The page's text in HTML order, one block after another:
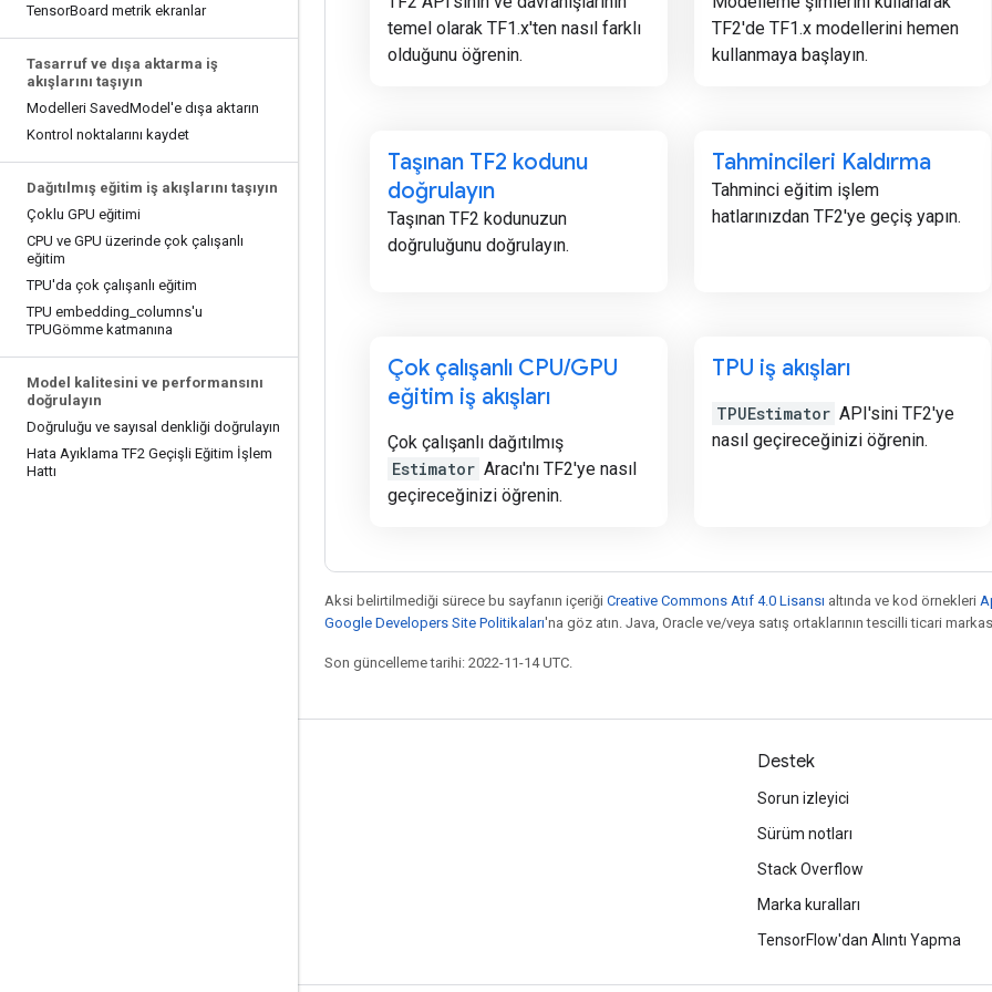
TensorBoard metrik ekranlar
Tasarruf ve dışa aktarma iş
akışlarını taşıyın
Modelleri SavedModel'e dışa aktarın
Kontrol noktalarını kaydet
Dağıtılmış eğitim iş akışlarını taşıyın
Çoklu GPU eğitimi
CPU ve GPU üzerinde çok çalışanlı
eğitim
TPU'da çok çalışanlı eğitim
TPU embedding columns'u
TPUGömme katmanına
Model kalitesini ve performansını
doğrulayın
Doğruluğu ve sayısal denkliği doğrulayın
Hata Ayıklama TF2 Geçişli Eğitim İşlem
Hattı
temel olarak TF1.x'ten nasıl farklı
olduğunu öğrenin.
TF2'de TF1.x modellerini hemen
kullanmaya başlayın.
Taşınan TF2 kodunu
doğrulayın
Taşınan TF2 kodunuzun
doğruluğunu doğrulayın.
Tahmincileri Kaldırma
Tahminci eğitim işlem
hatlarınızdan TF2'ye geçiş yapın.
Çok çalışanlı CPU/GPU
eğitim iş akışları
Çok çalışanlı dağıtılmış
Estimator Aracı'nı TF2'ye nasıl
geçireceğinizi öğrenin.
TPU iş akışları
TPUEstimator API'sini TF2'ye
nasıl geçireceğinizi öğrenin.
Aksi belirtilmediği sürece bu sayfanın içeriği Creative Commons Atıf 4.0 Lisansı altında ve kod örnekleri
Google Developers Site Politikaları'na göz atın. Java, Oracle ve/veya satış ortaklarının tescilli ticari
Son güncelleme tarihi: 2022-11-14 UTC.
Destek
Sorun izleyici
Sürüm notları
Stack Overflow
Marka kuralları
TensorFlow'dan Alıntı Yapma